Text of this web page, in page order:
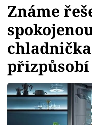
Témata
Bydlení
Zahrada
Design
Známe
přizpůsobí